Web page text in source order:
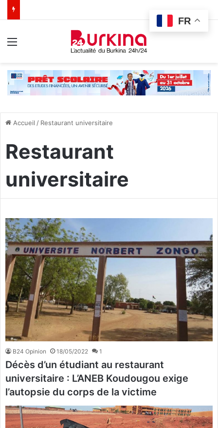
Accueil / Restaurant universitaire
Restaurant
universitaire
B24 Opinion 18/05/2022 1
Décès d’un étudiant au restaurant
universitaire : L’ANEB Koudougou exige
l’autopsie du corps de la victime
FR